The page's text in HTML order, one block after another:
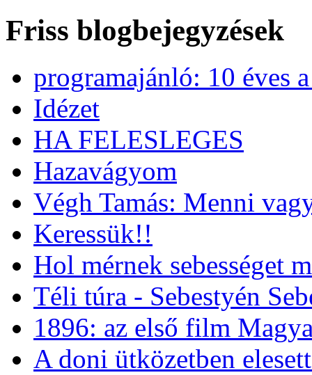
Friss blogbejegyzések
programajánló: 10 éves
Idézet
HA FELESLEGES
Hazavágyom
Végh Tamás: Menni
Keressük!!
Hol mérnek sebességet
Téli túra - Sebestyén
1896: az első film
A doni ütközetben